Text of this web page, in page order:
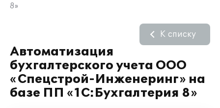
8»
Автоматизация
бухгалтерского учета ООО
«Спецстрой-Инженеринг» на
базе ПП «1С:Бухгалтерия 8»
К списку